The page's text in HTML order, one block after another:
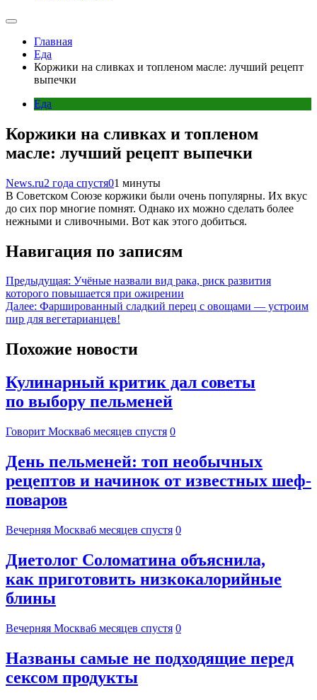
Главная
Еда
Коржики на сливках и топленом масле: лучший рецепт
выпечки
Еда
Коржики на сливках и топленом
масле: лучший рецепт выпечки
News.ru2 года спустя01 минуты
В Советском Союзе коржики были очень популярны. Их вкус
до сих пор многие помнят. Однако их можно сделать более
нежными и сливочными. Вот как этого добиться.
Навигация по записям
Предыдущая: Учёные назвали вид рака, риск развития
которого повышается при ожирении
Далее: Фаршированный сладкий перец с овощами — устроим
пир для вегетарианцев!
Похожие новости
Кулинарный критик дал советы
по выбору пельменей
Говорит Москва6 месяцев спустя 0
День пельменей: топ необычных
рецептов и начинок от известных шеф-
поваров
Вечерняя Москва6 месяцев спустя 0
Диетолог Соломатина объяснила,
как приготовить низкокалорийные
блины
Вечерняя Москва6 месяцев спустя 0
Названы самые не подходящие перед
сексом продукты